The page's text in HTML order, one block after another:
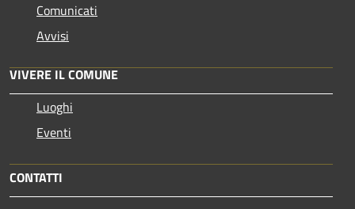
Comunicati
Avvisi
VIVERE IL COMUNE
Luoghi
Eventi
CONTATTI